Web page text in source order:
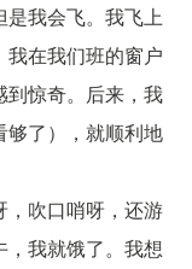
我会飞。我飞上
在我们班的窗户
到惊奇。后来，我
够了），就顺利地
，吹口哨呀，还游
我就饿了。我想